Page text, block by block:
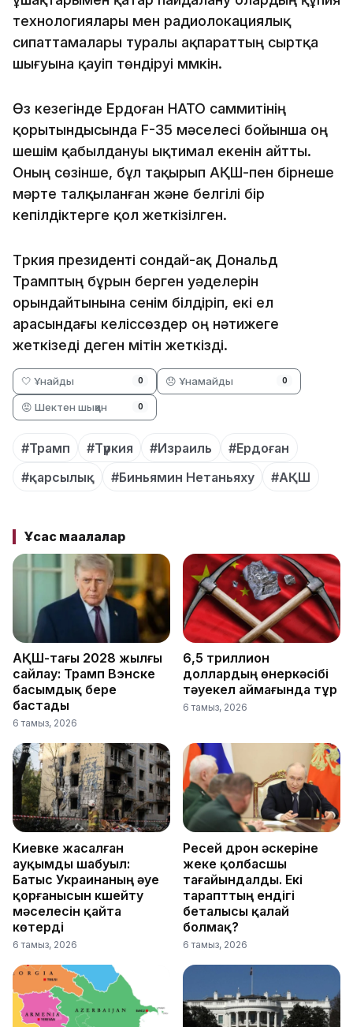
технологиялары мен радиолокациялық
сипаттамалары туралы ақпараттың сыртқа
шығуына қауіп төндіруі мүмкін.
Өз кезегінде Ердоған НАТО саммитінің
қорытындысында F-35 мәселесі бойынша оң
шешім қабылдануы ықтимал екенін айтты.
Оның сөзінше, бұл тақырып АҚШ-пен бірнеше
мәрте талқыланған және белгілі бір
кепілдіктерге қол жеткізілген.
Түркия президенті сондай-ақ Дональд
Трамптың бұрын берген уәделерін
орындайтынына сенім білдіріп, екі ел
арасындағы келіссөздер оң нәтижеге
жеткізеді деген үмітін жеткізді.
🤍 Ұнайды 0 😞 Ұнамайды 0
😡 Шектен шыққан 0
#Трамп #Түркия #Израиль
#Ердоған
#қарсылық
#Биньямин Нетаньяху #АҚШ
Ұқсас мақалалар
АҚШ-тағы 2028 жылғы
сайлау: Трамп Вэнске
басымдық бере
бастады
6 тамыз, 2026
6,5 триллион
доллардың өнеркәсібі
тәуекел аймағында тұр
6 тамыз, 2026
Киевке жасалған
ауқымды шабуыл:
Батыс Украинаның әуе
қорғанысын күшейту
мәселесін қайта
көтерді
6 тамыз, 2026
Ресей дрон әскеріне
жеке қолбасшы
тағайындалды. Екі
тарапттың ендігі
беталысы қалай
болмақ?
6 тамыз, 2026